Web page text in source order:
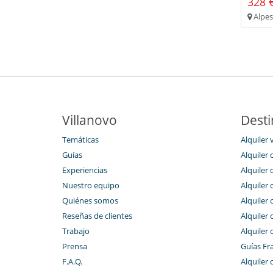
Villanovo
Temáticas
Guías
Experiencias
Nuestro equipo
Quiénes somos
Reseñas de clientes
Trabajo
Prensa
F.A.Q.
Alquiler
Alquiler
Alquiler
Alquiler
Alquiler
Alquiler
Alquiler
Guías
Alquiler